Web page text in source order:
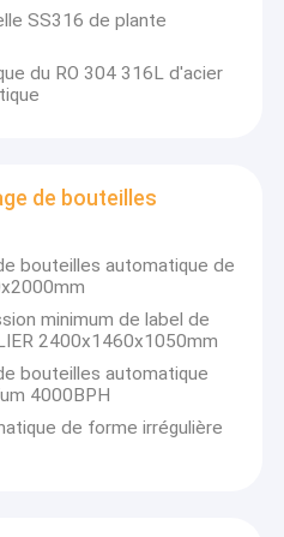
SS316 de plante
du RO 304 316L d'acier
de bouteilles
bouteilles automatique de
minimum de label de
2400x1460x1050mm
bouteilles automatique
4000BPH
de forme irrégulière